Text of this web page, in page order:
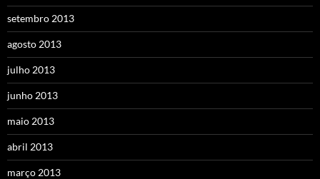
setembro 2013
agosto 2013
julho 2013
junho 2013
maio 2013
abril 2013
março 2013